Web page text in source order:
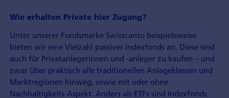
Wie erhalten Private hier Zugang?
Unter unserer Fondsmarke Swisscanto beispielsweise
bieten wir eine Vielzahl passiver Indexfonds an. Diese sind
auch für Privatanlegerinnen und -anleger zu kaufen – und
zwar über praktisch alle traditionellen Anlageklassen und
Marktregionen hinweg, sowie mit oder ohne
Nachhaltigkeits-Aspekt. Anders als ETFs sind Indexfonds